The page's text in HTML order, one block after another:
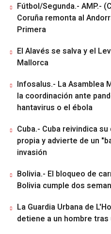
Fútbol/Segunda.- AMP.-
Coruña remonta al
Primera
El Alavés se salva y el
Mallorca
Infosalus.- La Asamblea
la coordinación ante
hantavirus o el ébola
Cuba.- Cuba reivindica
propia y advierte de un
invasión
Bolivia.- El bloqueo de
Bolivia cumple dos
La Guardia Urbana de
detiene a un hombre